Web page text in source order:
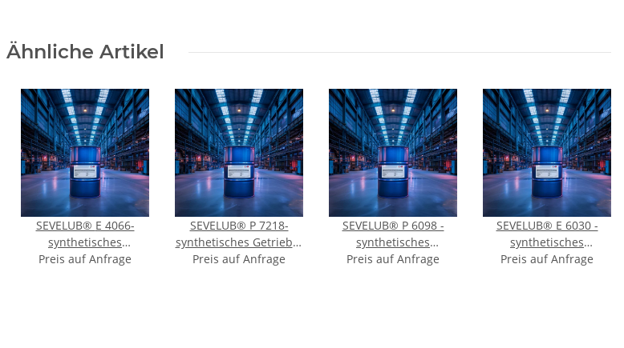
Ähnliche Artikel
SEVELUB® E 4066-
synthetisches
Kompressorenöl-ISO VG
Preis auf Anfrage
SEVELUB® P 7218-
synthetisches Getriebe-
und Lageröl-ISO VG 220
Preis auf Anfrage
SEVELUB® P 6098 -
synthetisches
Vakuumpumpenöl - ISO
Preis auf Anfrage
SEVELUB® E 6030 -
synthetisches
Vakuumpumpenöl - ISO
Preis auf Anfrage